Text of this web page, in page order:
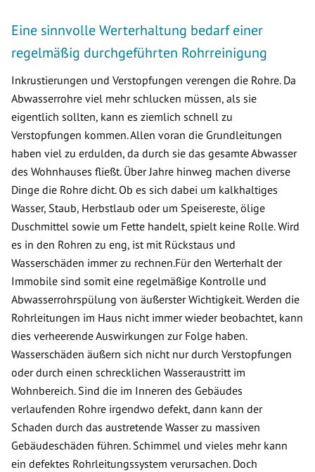
Eine sinnvolle Werterhaltung bedarf einer
regelmäßig durchgeführten Rohrreinigung
Inkrustierungen und Verstopfungen verengen die Rohre. Da
Abwasserrohre viel mehr schlucken müssen, als sie
eigentlich sollten, kann es ziemlich schnell zu
Verstopfungen kommen. Allen voran die Grundleitungen
haben viel zu erdulden, da durch sie das gesamte Abwasser
des Wohnhauses fließt. Über Jahre hinweg machen diverse
Dinge die Rohre dicht. Ob es sich dabei um kalkhaltiges
Wasser, Staub, Herbstlaub oder um Speisereste, ölige
Duschmittel sowie um Fette handelt, spielt keine Rolle. Wird
es in den Rohren zu eng, ist mit Rückstaus und
Wasserschäden immer zu rechnen.Für den Werterhalt der
Immobile sind somit eine regelmäßige Kontrolle und
Abwasserrohrspülung von äußerster Wichtigkeit. Werden die
Rohrleitungen im Haus nicht immer wieder beobachtet, kann
dies verheerende Auswirkungen zur Folge haben.
Wasserschäden äußern sich nicht nur durch Verstopfungen
oder durch einen schrecklichen Wasseraustritt im
Wohnbereich. Sind die im Inneren des Gebäudes
verlaufenden Rohre irgendwo defekt, dann kann der
Schaden durch das austretende Wasser zu massiven
Gebäudeschäden führen. Schimmel und vieles mehr kann
ein defektes Rohrleitungssystem verursachen. Doch